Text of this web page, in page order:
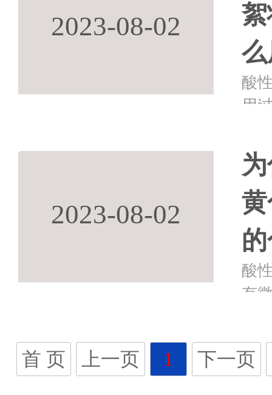
2023-08-02
酸
用
易
好
2023-08-02
酸
有
有
颜
首 页 上一页 1 下一页